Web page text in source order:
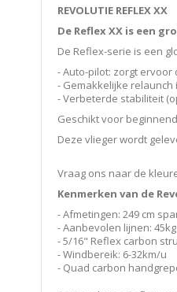
REVOLUTIE REFLEX XX
De Reflex XX is een
De Reflex-serie is een
- Auto-pilot: zorgt
- Gemakkelijke
- Verbeterde stabiliteit
Geschikt voor
Deze vlieger wordt
Vraag ons naar de
Kenmerken van de
-Afmetingen: 249 cm
-Aanbevolen lijnen: 45kg
-5/16" Reflex carbon
-Windbereik: 6-32km/u
- Quad carbon